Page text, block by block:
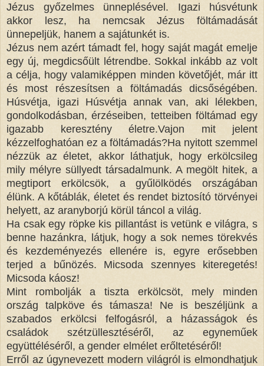
Jézus győzelmes ünneplésével. Igazi húsvétunk
akkor lesz, ha nemcsak Jézus föltámadását
ünnepeljük, hanem a sajátunkét is.
Jézus nem azért támadt fel, hogy saját magát emelje
egy új, megdicsőült létrendbe. Sokkal inkább az volt
a célja, hogy valamiképpen minden követőjét, már itt
és most részesítsen a föltámadás dicsőségében.
Húsvétja, igazi Húsvétja annak van, aki lélekben,
gondolkodásban, érzéseiben, tetteiben föltámad egy
igazabb keresztény életre.Vajon mit jelent
kézzelfoghatóan ez a föltámadás?Ha nyitott szemmel
nézzük az életet, akkor láthatjuk, hogy erkölcsileg
mily mélyre süllyedt társadalmunk. A megölt hitek, a
megtiport erkölcsök, a gyűlölködés országában
élünk. A kőtáblák, életet és rendet biztosító törvényei
helyett, az aranyborjú körül táncol a világ.
Ha csak egy röpke kis pillantást is vetünk e világra, s
benne hazánkra, látjuk, hogy a sok nemes törekvés
és kezdeményezés ellenére is, egyre erősebben
terjed a bűnözés. Micsoda szennyes kiteregetés!
Micsoda káosz!
Mint rombolják a tiszta erkölcsöt, mely minden
ország talpköve és támasza! Ne is beszéljünk a
szabados erkölcsi felfogásról, a házasságok és
családok szétzüllesztéséről, az egyneműek
együttéléséről, a gender elmélet erőltetéséről!
Erről az úgynevezett modern világról is elmondhatjuk